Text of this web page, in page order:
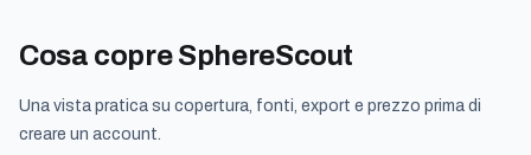
Cosa copre SphereScout
Una vista pratica su copertura, fonti, export e prezzo prima di
creare un account.